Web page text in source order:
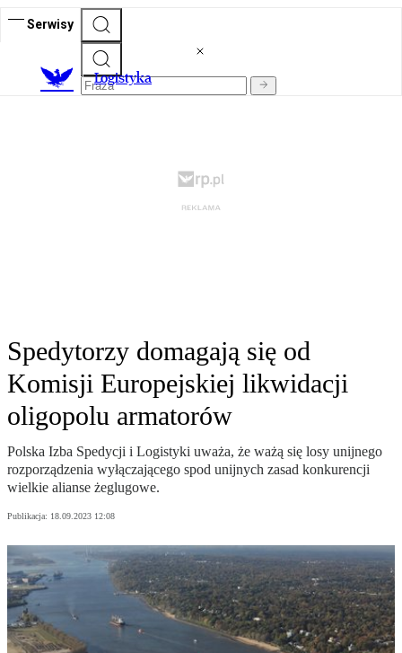
Serwisy
Logistyka
Spedytorzy domagają się od
Komisji Europejskiej likwidacji
oligopolu armatorów
Polska Izba Spedycji i Logistyki uważa, że ważą się losy unijnego
rozporządzenia wyłączającego spod unijnych zasad konkurencji
wielkie alianse żeglugowe.
Publikacja: 18.09.2023 12:08